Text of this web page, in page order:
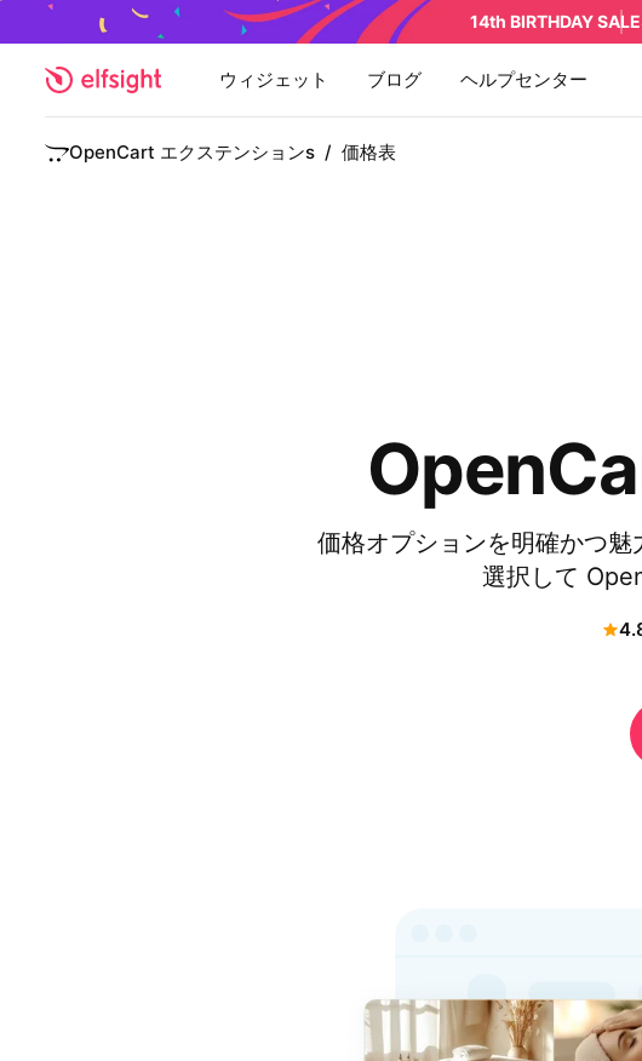
14th BIRTHDAY SALE
ウィジェット ブログ ヘルプセンター
OpenCart エクステンションs / 価格表
価格オプションを明確かつ
選択して